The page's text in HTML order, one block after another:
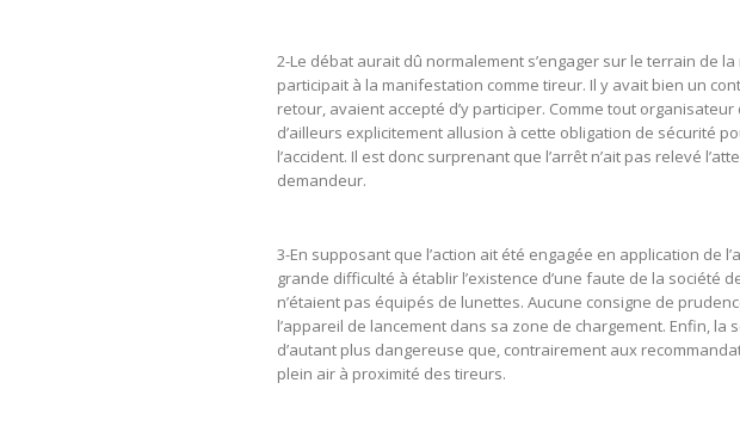
2-Le débat aurait dû normalement s’engager sur le terrain de
participait à la manifestation comme tireur. Il y avait bien un
retour, avaient accepté d’y participer. Comme tout
d’ailleurs explicitement allusion à cette obligation de sécurité
l’accident. Il est donc surprenant que l’arrêt n’ait pas relevé
demandeur.
3-En supposant que l’action ait été engagée en application de
grande difficulté à établir l’existence d’une faute de la société
n’étaient pas équipés de lunettes. Aucune consigne de
l’appareil de lancement dans sa zone de chargement. Enfin,
d’autant plus dangereuse que, contrairement aux
plein air à proximité des tireurs.